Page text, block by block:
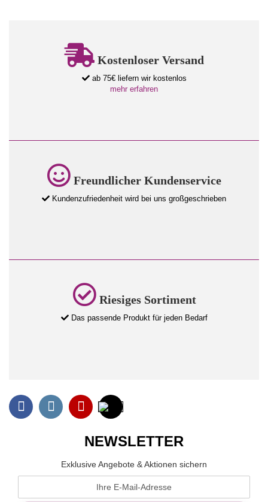
Kostenloser Versand
ab 75€ liefern wir kostenlos
mehr erfahren
Freundlicher Kundenservice
Kundenzufriedenheit wird bei uns großgeschrieben
Riesiges Sortiment
Das passende Produkt für jeden Bedarf
NEWSLETTER
Exklusive Angebote & Aktionen sichern